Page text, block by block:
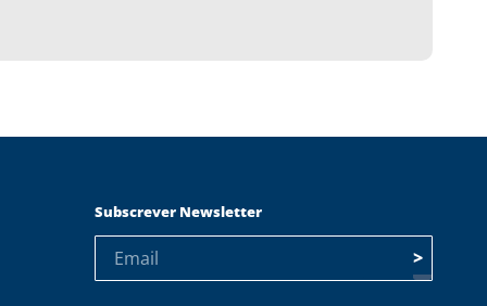
Subscrever Newsletter
>